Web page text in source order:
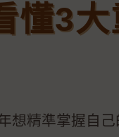
懂3
想精準掌握自